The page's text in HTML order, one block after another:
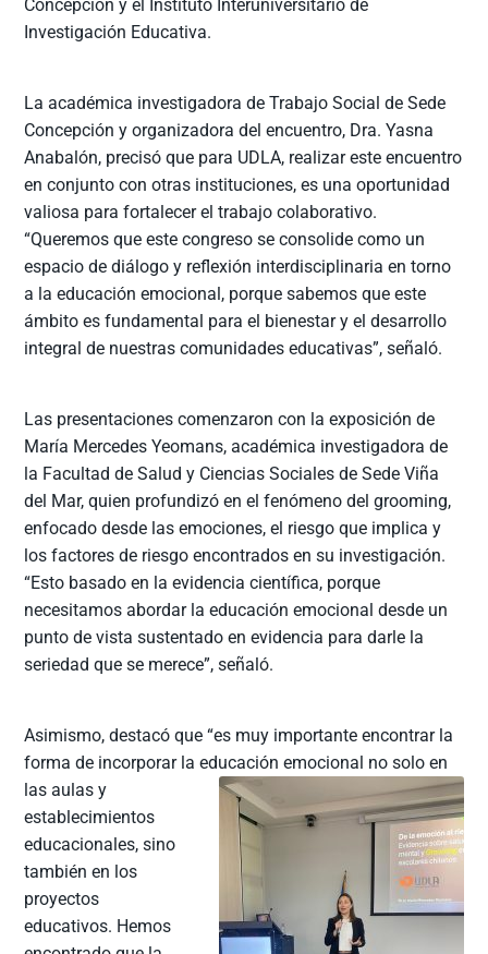
Concepción y el Instituto Interuniversitario de
Investigación Educativa.
La académica investigadora de Trabajo Social de Sede
Concepción y organizadora del encuentro, Dra. Yasna
Anabalón, precisó que para UDLA, realizar este encuentro
en conjunto con otras instituciones, es una oportunidad
valiosa para fortalecer el trabajo colaborativo.
“Queremos que este congreso se consolide como un
espacio de diálogo y reflexión interdisciplinaria en torno
a la educación emocional, porque sabemos que este
ámbito es fundamental para el bienestar y el desarrollo
integral de nuestras comunidades educativas”, señaló.
Las presentaciones comenzaron con la exposición de
María Mercedes Yeomans, académica investigadora de
la Facultad de Salud y Ciencias Sociales de Sede Viña
del Mar, quien profundizó en el fenómeno del grooming,
enfocado desde las emociones, el riesgo que implica y
los factores de riesgo encontrados en su investigación.
“Esto basado en la evidencia científica, porque
necesitamos abordar la educación emocional desde un
punto de vista sustentado en evidencia para darle la
seriedad que se merece”, señaló.
Asimismo, destacó que “es muy importante encontrar la
forma de incorporar la educación emocional no solo en
las aulas y
establecimientos
educacionales, sino
también en los
proyectos
educativos. Hemos